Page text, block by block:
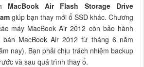
MacBook Air Flash Storage Drive
giúp bạn thay mới ổ SSD khác. Chương
máy MacBook Air 2012 còn bảo hành
bán MacBook Air 2012 từ tháng 6 năm
nay). Bạn phải chịu trách nhiệm backup
và sau quá trình thay ổ.